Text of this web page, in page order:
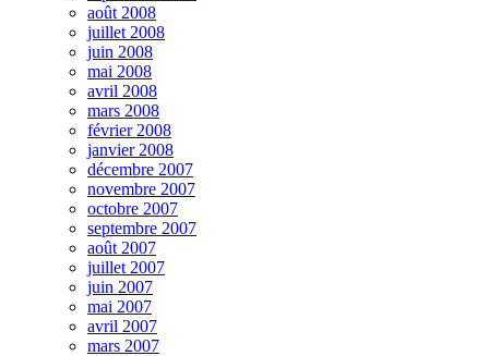
août 2008
juillet 2008
juin 2008
mai 2008
avril 2008
mars 2008
février 2008
janvier 2008
décembre 2007
novembre 2007
octobre 2007
septembre 2007
août 2007
juillet 2007
juin 2007
mai 2007
avril 2007
mars 2007